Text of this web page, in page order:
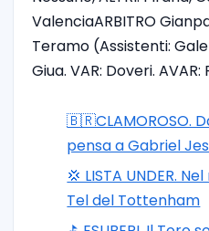
ValenciaARBITRO
Teramo (Assistenti:
Giua. VAR: Doveri.
🇧🇷CLAMOROSO.
pensa a Gabriel
💢 LISTA UNDER.
Tel del Tottenham